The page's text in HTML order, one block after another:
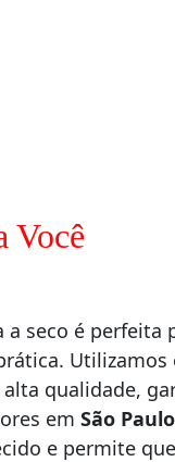
Você
seco é perfeita
qualidade,
em São Paulo
e permite